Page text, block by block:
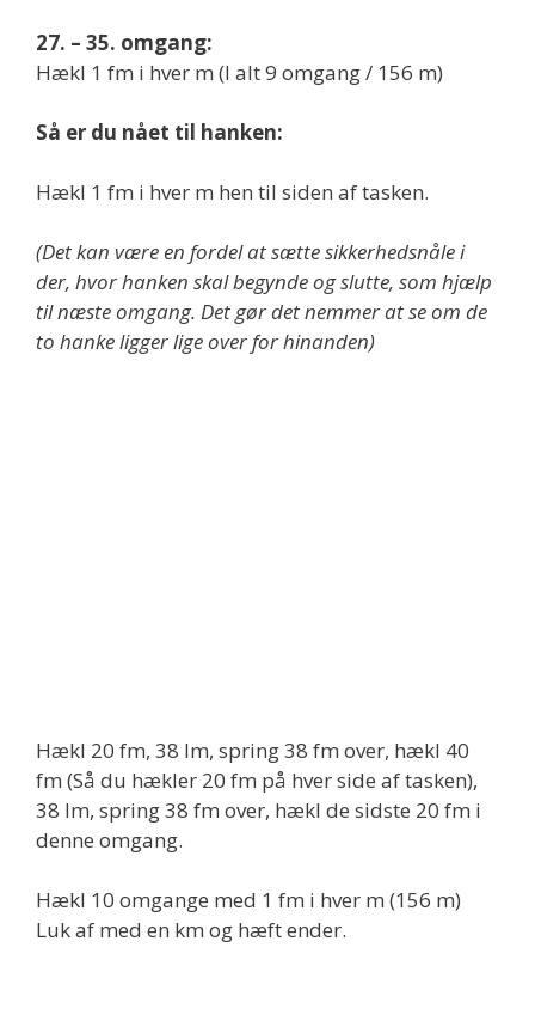
27. – 35. omgang:
Hækl 1 fm i hver m (I alt 9 omgang / 156 m)
Så er du nået til hanken:
Hækl 1 fm i hver m hen til siden af tasken.
(Det kan være en fordel at sætte sikkerhedsnåle i
der, hvor hanken skal begynde og slutte, som hjælp
til næste omgang. Det gør det nemmer at se om de
to hanke ligger lige over for hinanden)
Hækl 20 fm, 38 lm, spring 38 fm over, hækl 40
fm (Så du hækler 20 fm på hver side af tasken),
38 lm, spring 38 fm over, hækl de sidste 20 fm i
denne omgang.
Hækl 10 omgange med 1 fm i hver m (156 m)
Luk af med en km og hæft ender.